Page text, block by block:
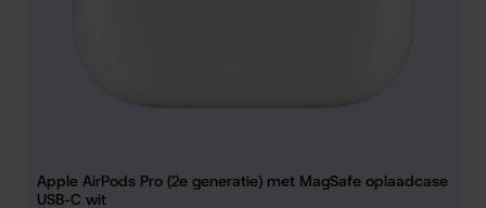
Apple AirPods Pro (2e generatie) met MagSafe oplaadcase
USB-C wit